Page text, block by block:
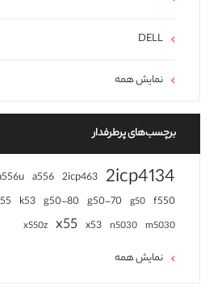
DELL
نمایش همه
برچسب‌های پرطرفدار
2icp4134
2icp463
a556
f550
g50
g50-70
g50-80
k53
m5030
n5030
x53
x55
x550z
نمایش همه